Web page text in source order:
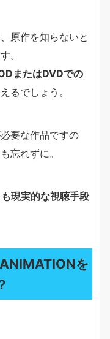
原作を知らないと
。
またはDVDでの
るでしょう。
要な作品ですの
忘れずに。
現実的な視聴手段
を